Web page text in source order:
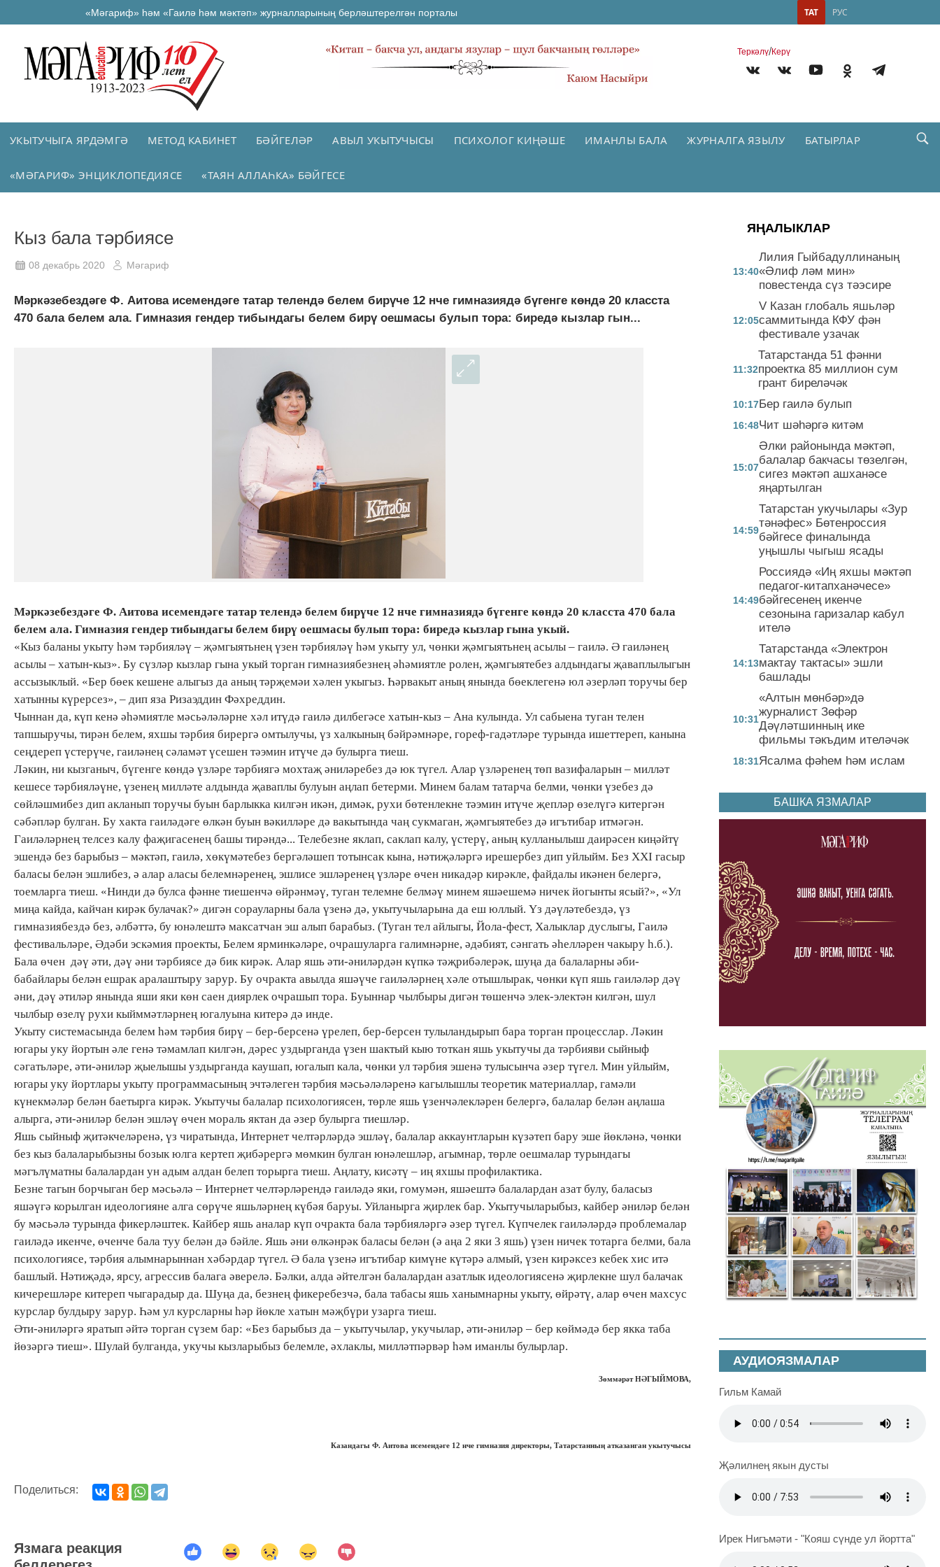
«Мәгариф» һәм «Гаилә һәм мәктәп» журналларының берләштерелгән порталы РУС
ТАТ
Теркəлү/Керү
УКЫТУЧЫГА ЯРДӘМГӘ МЕТОД КАБИНЕТ БӘЙГЕЛӘР АВЫЛ УКЫТУЧЫСЫ ПСИХОЛОГ КИҢӘШЕ ИМАНЛЫ БАЛА ЖУРНАЛГА ЯЗЫЛУ БАТЫРЛАР
«МӘГАРИФ» ЭНЦИКЛОПЕДИЯСЕ «ТАЯН АЛЛАҺКА» БӘЙГЕСЕ
Кыз бала тәрбиясе
08 декабрь 2020 Мәгариф
Мәркәзебездәге Ф. Аитова исемендәге татар телендә белем бирүче 12 нче гимназиядә бүгенге көндә 20 класста
470 бала белем ала. Гимназия гендер тибындагы белем бирү оешмасы булып тора: биредә кызлар гын...
Мәркәзебездәге Ф. Аитова исемендәге татар телендә белем бирүче 12 нче гимназиядә бүгенге көндә 20 класста 470 бала
белем ала. Гимназия гендер тибындагы белем бирү оешмасы булып тора: биредә кызлар гына укый.
«Кыз баланы укыту һәм тәрбияләү – җәмгыятьнең үзен тәрбияләү һәм укыту ул, чөнки җәмгыятьнең асылы – гаилә. Ә гаиләнең
асылы – хатын-кыз». Бу сүзләр кызлар гына укый торган гимназиябезнең әһәмиятле ролен, җәмгыятебез алдындагы җаваплылыгын
ассызыклый. «Бер бөек кешене алыгыз да аның тәрҗемәи хәлен укыгыз. Һәрвакыт аның янында бөеклегенә юл әзерләп торучы бер
хатынны күрерсез», – дип яза Ризаэддин Фәхреддин.
Чыннан да, күп кенә әһәмиятле мәсьәләләрне хәл итүдә гаилә дилбегәсе хатын-кыз – Ана кулында. Ул сабыена туган телен
тапшыручы, тирән белем, яхшы тәрбия бирергә омтылучы, үз халкының бәйрәмнәре, гореф-гадәтләре турында ишеттереп, канына
сеңдереп үстерүче, гаиләнең сәламәт үсешен тәэмин итүче дә булырга тиеш.
Ләкин, ни кызганыч, бүгенге көндә үзләре тәрбиягә мохтаҗ әниләребез дә юк түгел. Алар үзләренең төп вазифаларын – милләт
кешесе тәрбияләүне, үзенең милләте алдында җаваплы булуын аңлап бетерми. Минем балам татарча белми, чөнки үзебез дә
сөйләшмибез дип акланып торучы буын барлыкка килгән икән, димәк, рухи бөтенлекне тәэмин итүче җепләр өзелүгә китергән
сәбәпләр булган. Бу хакта гаиләдәге өлкән буын вәкилләре дә вакытында чаң сукмаган, җәмгыятебез дә игътибар итмәгән.
Гаиләләрнең телсез калу фаҗигасенең башы тирәндә... Телебезне яклап, саклап калу, үстерү, аның кулланылыш даирәсен киңәйтү
эшендә без барыбыз – мәктәп, гаилә, хөкүмәтебез бергәләшеп тотынсак кына, нәтиҗәләргә ирешербез дип уйлыйм. Без ХХI гасыр
баласы белән эшлибез, ә алар аласы белемнәренең, эшлисе эшләренең үзләре өчен никадәр кирәкле, файдалы икәнен белергә,
тоемларга тиеш. «Нинди дә булса фәнне тиешенчә өйрәнмәү, туган телемне белмәү минем яшәешемә ничек йогынты ясый?», «Ул
миңа кайда, кайчан кирәк булачак?» дигән сорауларны бала үзенә дә, укытучыларына да еш юллый. Үз дәүләтебездә, үз
гимназиябездә без, әлбәттә, бу юнәлештә максатчан эш алып барабыз. (Туган тел айлыгы, Йола-фест, Халыклар дуслыгы, Гаилә
фестивальләре, Әдәби эскәмия проекты, Белем ярминкәләре, очрашуларга галимнәрне, әдәбият, сәнгать әһелләрен чакыру һ.б.).
Бала өчен дәү әти, дәү әни тәрбиясе дә бик кирәк. Алар яшь әти-әниләрдән күпкә тәҗрибәлерәк, шуңа да балаларны әби-
бабайлары белән ешрак аралаштыру зарур. Бу очракта авылда яшәүче гаиләләрнең хәле отышлырак, чөнки күп яшь гаиләләр дәү
әни, дәү әтиләр янында яши яки көн саен диярлек очрашып тора. Буыннар чылбыры дигән төшенчә элек-электән килгән, шул
чылбыр өзелү рухи кыйммәтләрнең югалуына китерә дә инде.
Укыту системасында белем һәм тәрбия бирү – бер-берсенә үрелеп, бер-берсен тулыландырып бара торган процесслар. Ләкин
югары уку йортын әле генә тәмамлап килгән, дәрес уздырганда үзен шактый кыю тоткан яшь укытучы да тәрбияви сыйныф
сәгатьләре, әти-әниләр җыелышы уздырганда каушап, югалып кала, чөнки ул тәрбия эшенә тулысынча әзер түгел. Мин уйлыйм,
югары уку йортлары укыту программасының эчтәлеген тәрбия мәсьәләләренә кагылышлы теоретик материаллар, гамәли
күнекмәләр белән баетырга кирәк. Укытучы балалар психологиясен, төрле яшь үзенчәлекләрен белергә, балалар белән аңлаша
алырга, әти-әниләр белән эшләү өчен мораль яктан да әзер булырга тиешләр.
Яшь сыйныф җитәкчеләренә, үз чиратында, Интернет челтәрләрдә эшләү, балалар аккаунтларын күзәтеп бару эше йөкләнә, чөнки
без кыз балаларыбызны бозык юлга кертеп җибәрергә мөмкин булган юнәлешләр, агымнар, төрле оешмалар турындагы
мәгълүматны балалардан ун адым алдан белеп торырга тиеш. Аңлату, кисәтү – иң яхшы профилактика.
Безне тагын борчыган бер мәсьәлә – Интернет челтәрләрендә гаиләдә яки, гомумән, яшәештә балалардан азат булу, баласыз
яшәүгә корылган идеологияне алга сөрүче яшьләрнең күбәя баруы. Уйланырга җирлек бар. Укытучыларыбыз, кайбер әниләр белән
бу мәсьәлә турында фикерләштек. Кайбер яшь аналар күп очракта бала тәрбияләргә әзер түгел. Күпчелек гаиләләрдә проблемалар
гаиләдә икенче, өченче бала туу белән дә бәйле. Яшь әни өлкәнрәк баласы белән (ә аңа 2 яки 3 яшь) үзен ничек тотарга белми, бала
психологиясе, тәрбия алымнарыннан хәбәрдар түгел. Ә бала үзенә игътибар кимүне күтәрә алмый, үзен кирәксез кебек хис итә
башлый. Нәтиҗәдә, ярсу, агрессив балага әверелә. Бәлки, алда әйтелгән балалардан азатлык идеологиясенә җирлекне шул балачак
кичерешләре китереп чыгарадыр да. Шуңа да, безнең фикеребезчә, бала табасы яшь ханымнарны укыту, өйрәтү, алар өчен махсус
курслар булдыру зарур. Һәм ул курсларны һәр йөкле хатын мәҗбүри узарга тиеш.
Әти-әниләргә яратып әйтә торган сүзем бар: «Без барыбыз да – укытучылар, укучылар, әти-әниләр – бер көймәдә бер якка таба
йөзәргә тиеш». Шулай булганда, укучы кызларыбыз белемле, әхлаклы, милләтпәрвәр һәм иманлы булырлар.
Зөммәрәт НӘГЫЙМОВА,
Казандагы Ф. Аитова исемендәге 12 нче гимназия директоры, Татарстанның атказанган укытучысы
Поделиться:
Язмага реакция
ЯҢАЛЫКЛАР
13:40
Лилия Гыйбадуллинаның
«Әлиф ләм мин»
повестенда сүз тәэсире
12:05
V Казан глобаль яшьләр
саммитында КФУ фән
фестивале узачак
11:32
Татарстанда 51 фәнни
проектка 85 миллион сум
грант биреләчәк
10:17Бер гаилә булып
16:48Чит шәһәргә китәм
15:07
Әлки районында мәктәп,
балалар бакчасы төзелгән,
сигез мәктәп ашханәсе
яңартылган
14:59
Татарстан укучылары «Зур
тәнәфес» Бөтенроссия
бәйгесе финалында
уңышлы чыгыш ясады
14:49
Россиядә «Иң яхшы мәктәп
педагог-китапханәчесе»
бәйгесенең икенче
сезонына гаризалар кабул
ителә
14:13
Татарстанда «Электрон
мактау тактасы» эшли
башлады
10:31
«Алтын мөнбәр»дә
журналист Зөфәр
Дәүләтшинның ике
фильмы тәкъдим ителәчәк
18:31Ясалма фәһем һәм ислам
БАШКА ЯЗМАЛАР
АУДИОЯЗМАЛАР
Гильм Камай
Җәлилнең якын дусты
Ирек Нигъмәти - "Кояш сүнде ул йортта"